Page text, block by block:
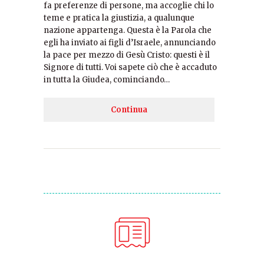
fa preferenze di persone, ma accoglie chi lo
teme e pratica la giustizia, a qualunque
nazione appartenga. Questa è la Parola che
egli ha inviato ai figli d’Israele, annunciando
la pace per mezzo di Gesù Cristo: questi è il
Signore di tutti. Voi sapete ciò che è accaduto
in tutta la Giudea, cominciando…
Continua